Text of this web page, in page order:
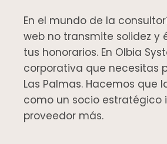
En el mundo de la
web no transmite solidez y
tus honorarios. En Olbia
corporativa que necesitas
Las Palmas. Hacemos que
como un socio estratégico
proveedor más.